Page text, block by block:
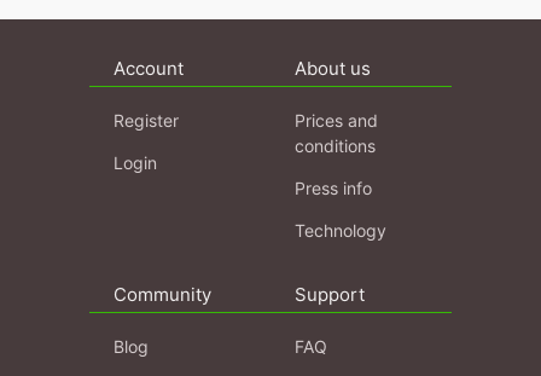
Account
Register
Login
About us
Prices and
conditions
Press info
Technology
Community
Blog
Support
FAQ